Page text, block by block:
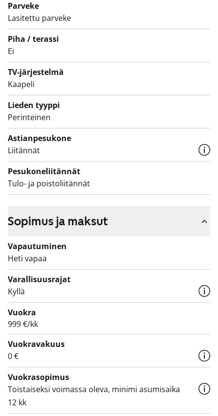
kiireellisyyteen, hakijoiden tuloihin ja varallisuuteen,
sekä asunnon tarpeen syyhyn.
Parveke
Lasitettu parveke
Piha / terassi
Ei
TV-järjestelmä
Kaapeli
Lieden tyyppi
Perinteinen
Astianpesukone
Liitännät
Pesukoneliitännät
Tulo- ja poistoliitännät
Sopimus ja maksut
Vapautuminen
Heti vapaa
Varallisuusrajat
Kyllä
Vuokra
999 €/kk
Vuokravakuus
0 €
Vuokrasopimus
Toistaiseksi voimassa oleva, minimi asumisaika
12 kk